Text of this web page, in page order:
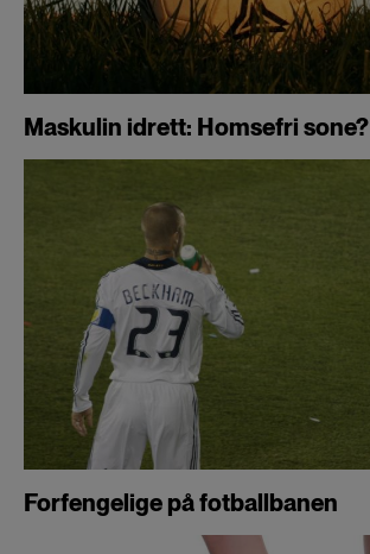
Maskulin idrett: Homsefri sone?
Forfengelige på fotballbanen